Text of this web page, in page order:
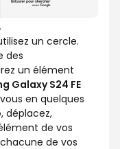
un cercle.
des
un élément
Galaxy S24 FE
en quelques
, déplacez,
de vos
de vos